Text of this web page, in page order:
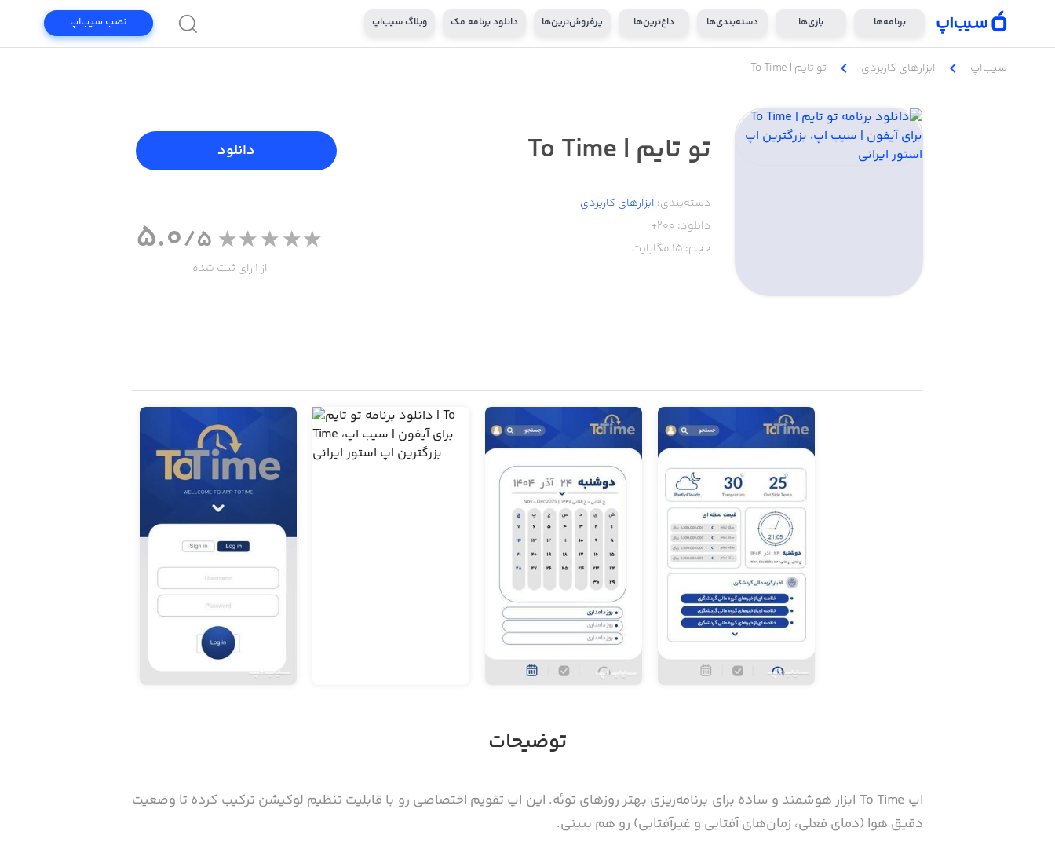
برنامه‌ها بازی‌ها دسته‌بندی‌ها داغ‌ترین‌ها پرفروش‌ترین‌ها دانلود برنامه مک وبلاگ سیب‌اپ نصب سیب‌اپ
سیب‌اپ chevron_left ابزار‌های کاربردی chevron_left تو تایم | To Time
تو تایم | To Time
دسته‌بندی: ابزار‌های کاربردی
دانلود: 200+
حجم: 15 مگابایت
دانلود
5.0/5
از 1 رای ثبت شده
توضیحات
اپ To Time ابزار هوشمند و ساده برای برنامه‌ریزی بهتر روزهای توئه. این اپ تقویم اختصاصی رو با قابلیت تنظیم لوکیشن ترکیب کرده تا وضعیت
دقیق هوا (دمای فعلی، زمان‌های آفتابی و غیرآفتابی) رو هم ببینی.